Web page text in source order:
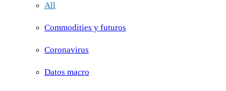
All
Commodities y futuros
Coronavirus
Datos macro